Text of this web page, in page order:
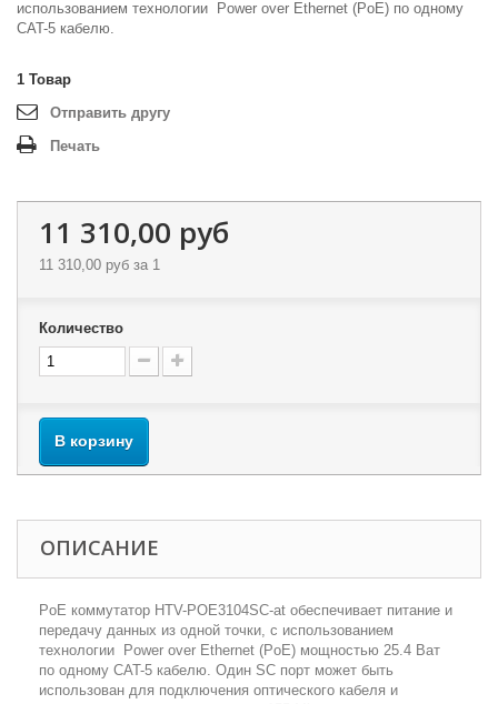
использованием технологии Power over Ethernet (PoE) по одному
CAT-5 кабелю.
1 Товар
Отправить другу
Печать
11 310,00 руб
11 310,00 руб за 1
Количество
В корзину
ОПИСАНИЕ
PoE коммутатор HTV-POE3104SC-at обеспечивает питание и
передачу данных из одной точки, с использованием
технологии Power over Ethernet (PoE) мощностью 25.4 Ват
по одному CAT-5 кабелю. Один SC порт может быть
использован для подключения оптического кабеля и